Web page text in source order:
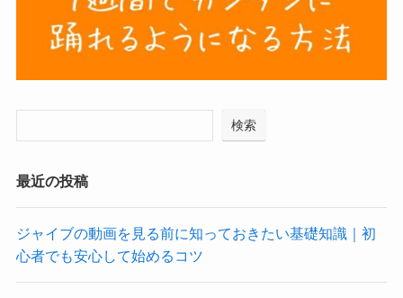
検索
最近の投稿
ジャイブの動画を見る前に知っておきたい基礎知識｜初
心者でも安心して始めるコツ